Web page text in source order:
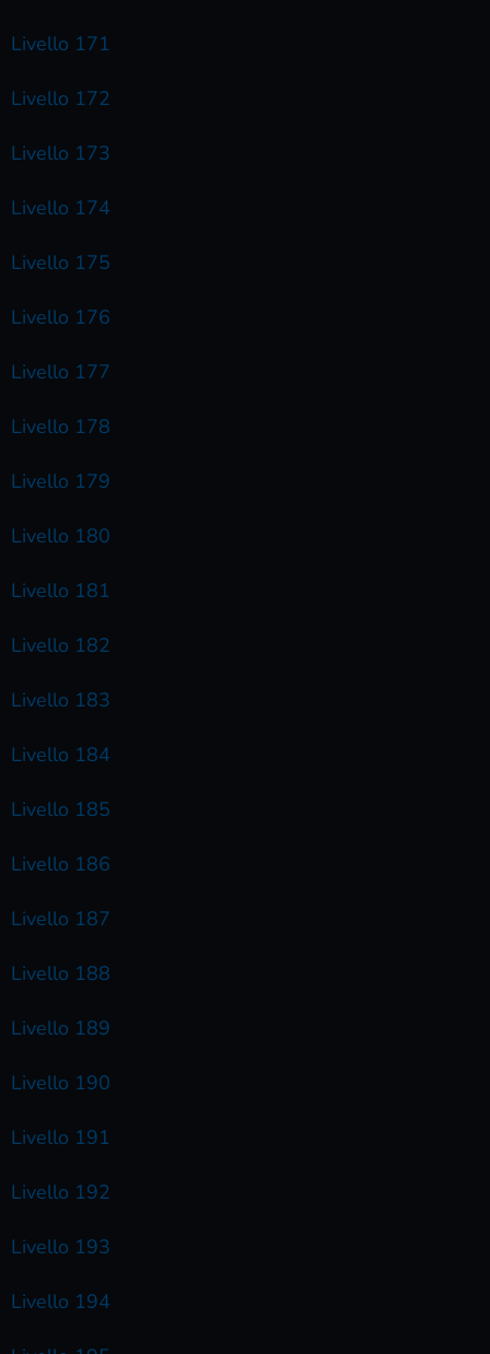
Livello 171
Livello 172
Livello 173
Livello 174
Livello 175
Livello 176
Livello 177
Livello 178
Livello 179
Livello 180
Livello 181
Livello 182
Livello 183
Livello 184
Livello 185
Livello 186
Livello 187
Livello 188
Livello 189
Livello 190
Livello 191
Livello 192
Livello 193
Livello 194